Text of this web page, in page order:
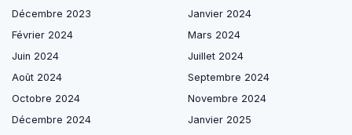
Décembre 2023
Janvier 2024
Février 2024
Mars 2024
Juin 2024
Juillet 2024
Août 2024
Septembre 2024
Octobre 2024
Novembre 2024
Décembre 2024
Janvier 2025